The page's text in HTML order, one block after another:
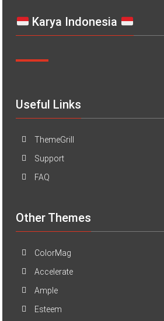
Karya Indonesia
Useful Links
ThemeGrill
Support
FAQ
Other Themes
ColorMag
Accelerate
Ample
Esteem